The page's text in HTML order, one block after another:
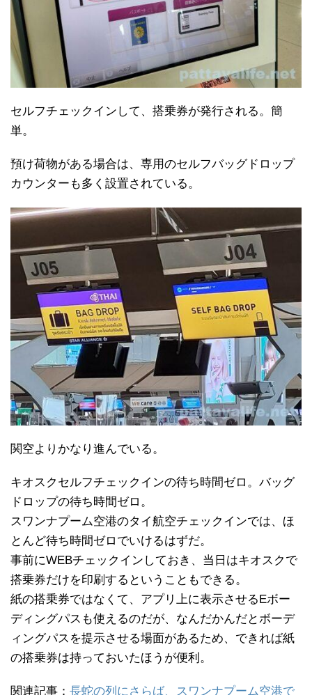
セルフチェックインして、搭乗券が発行される。簡
単。
預け荷物がある場合は、専用のセルフバッグドロップ
カウンターも多く設置されている。
関空よりかなり進んでいる。
キオスクセルフチェックインの待ち時間ゼロ。バッグ
ドロップの待ち時間ゼロ。
スワンナプーム空港のタイ航空チェックインでは、ほ
とんど待ち時間ゼロでいけるはずだ。
事前にWEBチェックインしておき、当日はキオスクで
搭乗券だけを印刷するということもできる。
紙の搭乗券ではなくて、アプリ上に表示させるEボー
ディングパスも使えるのだが、なんだかんだとボーデ
ィングパスを提示させる場面があるため、できれば紙
の搭乗券は持っておいたほうが便利。
関連記事： 長蛇の列にさらば、スワンナプーム空港で